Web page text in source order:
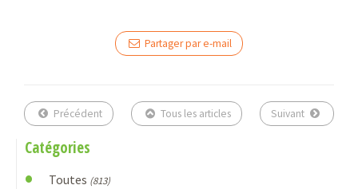
Partager par e-mail
Précédent Tous les articles Suivant
Catégories
Toutes (813)